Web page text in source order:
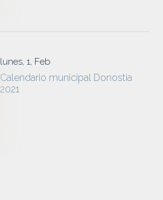
lunes, 1, Feb
Calendario municipal Donostia
2021